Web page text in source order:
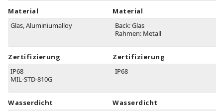
Material
Glas, Aluminiumalloy
Zertifizierung
IP68
MIL-STD-810G
Wasserdicht
Material
Back: Glas
Rahmen: Metall
Zertifizierung
IP68
Wasserdicht